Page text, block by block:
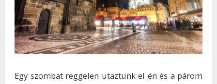
Egy szombat reggelen utaztunk el én és a párom